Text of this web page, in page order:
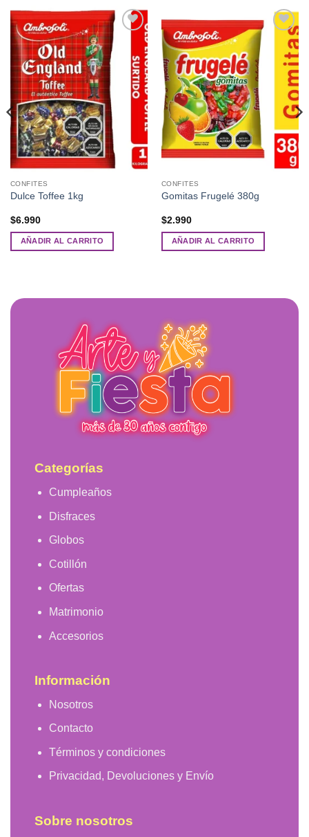
lista de
deseos
CONFITES
Dulce Toffee 1kg
$6.990
AÑADIR AL CARRITO
Añadir
lista de
deseos
CONFITES
Gomitas Frugelé 380g
$2.990
AÑADIR AL CARRITO
Categorías
Cumpleaños
Disfraces
Globos
Cotillón
Ofertas
Matrimonio
Accesorios
Información
Nosotros
Contacto
Términos y condiciones
Privacidad, Devoluciones y Envío
Sobre nosotros